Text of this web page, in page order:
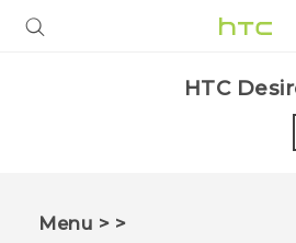
HTC
< < Menu